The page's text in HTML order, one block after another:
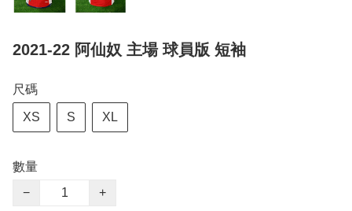
2021-22 阿仙奴 主場 球員版 短袖
尺碼
XS S XL
數量
−
+